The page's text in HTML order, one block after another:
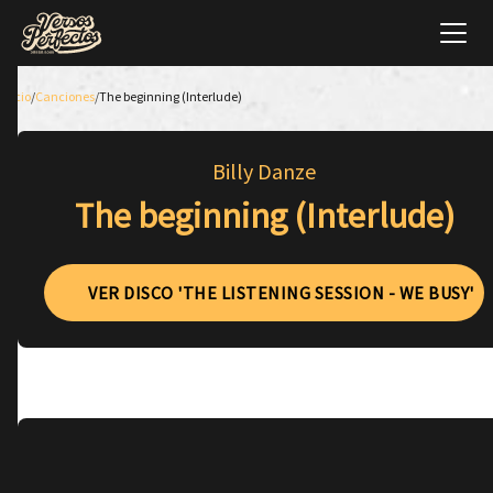
Inicio/Canciones/The beginning (Interlude)
Billy Danze
The beginning (Interlude)
VER DISCO 'THE LISTENING SESSION - WE BUSY'